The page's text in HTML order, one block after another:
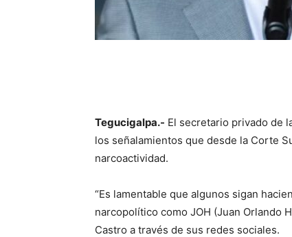
Tegucigalpa.- El secretario privado de
los señalamientos que desde la Corte
narcoactividad.
“Es lamentable que algunos sigan
narcopolítico como JOH (Juan Orlando
Castro a través de sus redes sociales.